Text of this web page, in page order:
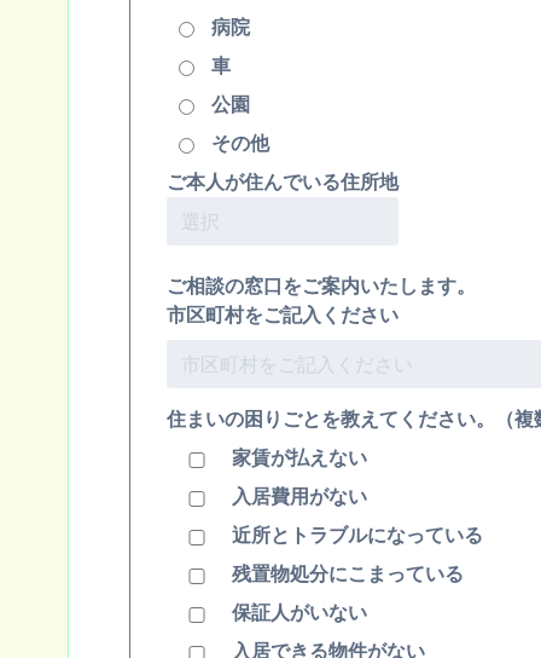
病院
車
公園
その他
ご本人が住んでいる住所地
ご相談の窓口をご案内いたします。
市区町村をご記入ください
住まいの困りごとを教えてください。（複
家賃が払えない
入居費用がない
近所とトラブルになっている
残置物処分にこまっている
保証人がいない
入居できる物件がない